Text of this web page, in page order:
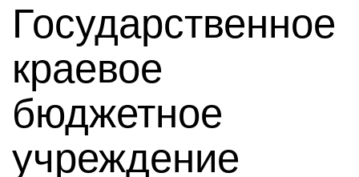
Государственное
краевое
бюджетное
учреждение